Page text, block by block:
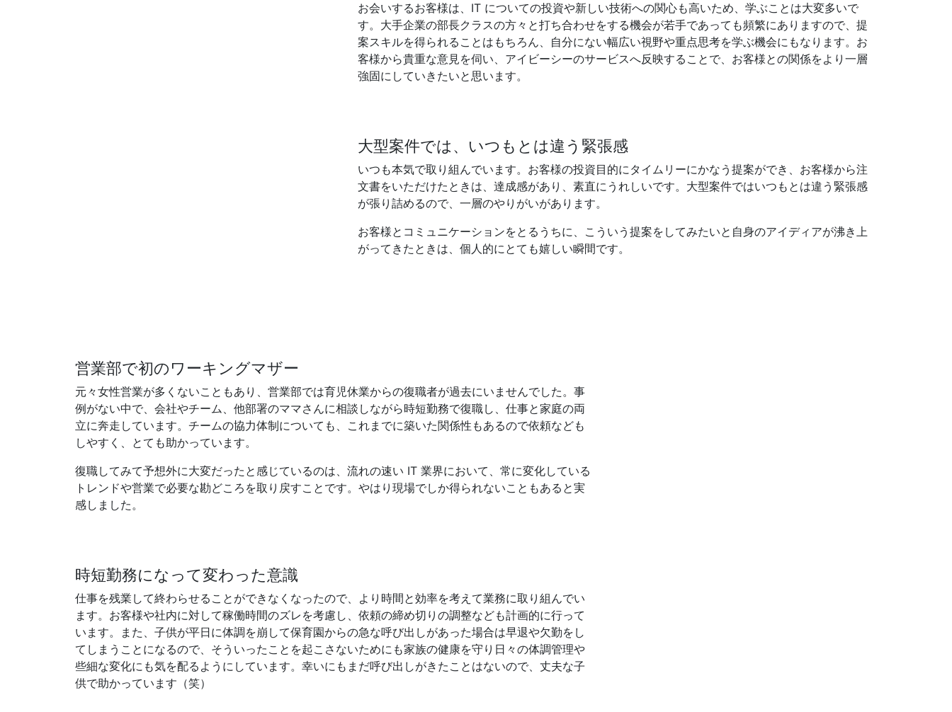
お会いするお客様は、IT についての投資や新しい技術への関心も高いため、学ぶことは大変多いで
す。大手企業の部長クラスの方々と打ち合わせをする機会が若手であっても頻繁にありますので、提
案スキルを得られることはもちろん、自分にない幅広い視野や重点思考を学ぶ機会にもなります。お
客様から貴重な意見を伺い、アイビーシーのサービスへ反映することで、お客様との関係をより一層
強固にしていきたいと思います。
大型案件では、いつもとは違う緊張感
いつも本気で取り組んでいます。お客様の投資目的にタイムリーにかなう提案ができ、お客様から注
文書をいただけたときは、達成感があり、素直にうれしいです。大型案件ではいつもとは違う緊張感
が張り詰めるので、一層のやりがいがあります。
お客様とコミュニケーションをとるうちに、こういう提案をしてみたいと自身のアイディアが沸き上
がってきたときは、個人的にとても嬉しい瞬間です。
営業部で初のワーキングマザー
元々女性営業が多くないこともあり、営業部では育児休業からの復職者が過去にいませんでした。事
例がない中で、会社やチーム、他部署のママさんに相談しながら時短勤務で復職し、仕事と家庭の両
立に奔走しています。チームの協力体制についても、これまでに築いた関係性もあるので依頼なども
しやすく、とても助かっています。
復職してみて予想外に大変だったと感じているのは、流れの速い IT 業界において、常に変化している
トレンドや営業で必要な勘どころを取り戻すことです。やはり現場でしか得られないこともあると実
感しました。
時短勤務になって変わった意識
仕事を残業して終わらせることができなくなったので、より時間と効率を考えて業務に取り組んでい
ます。お客様や社内に対して稼働時間のズレを考慮し、依頼の締め切りの調整なども計画的に行って
います。また、子供が平日に体調を崩して保育園からの急な呼び出しがあった場合は早退や欠勤をし
てしまうことになるので、そういったことを起こさないためにも家族の健康を守り日々の体調管理や
些細な変化にも気を配るようにしています。幸いにもまだ呼び出しがきたことはないので、丈夫な子
供で助かっています（笑）